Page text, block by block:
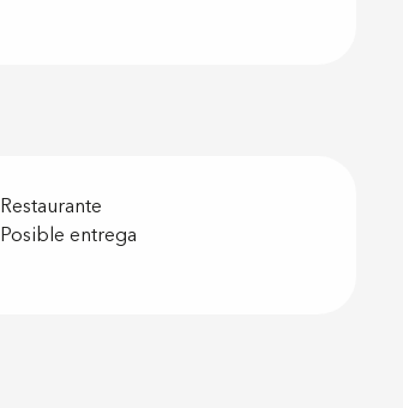
Restaurante
Posible entrega